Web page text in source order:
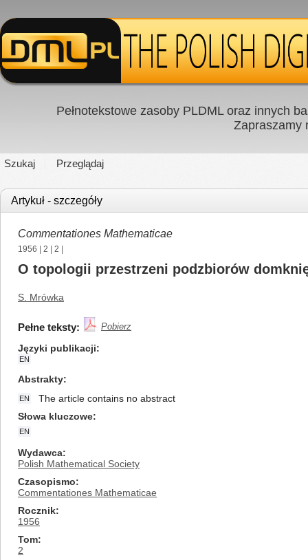
Pełnotekstowe zasoby PLDML oraz innych
Zapraszamy
Szukaj Przeglądaj
Artykuł - szczegóły
Commentationes Mathematicae
1956 2 2
O topologii przestrzeni podzbiorów
S. Mrówka
Pełne teksty: Pobierz
Języki publikacji
EN
Abstrakty
EN
The article contains no abstract
Słowa kluczowe
EN
Wydawca
Polish Mathematical Society
Czasopismo
Commentationes Mathematicae
Rocznik
1956
Tom
2